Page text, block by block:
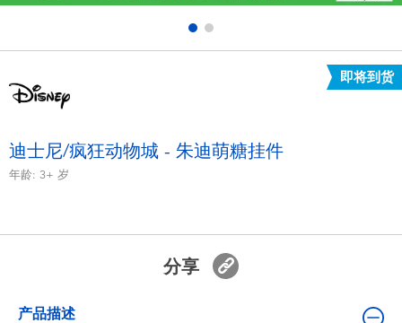
模仿，化妆及造型系列
毛绒公仔玩具
即将到货
迪士尼/疯狂动物城 - 朱迪萌糖挂件
年龄: 3+ 岁
分享
产品描述